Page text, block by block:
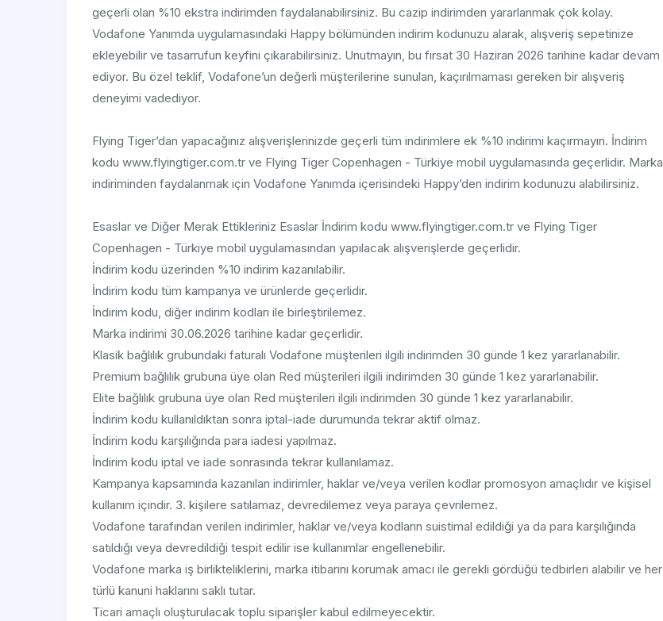
geçerli olan %10 ekstra indirimden faydalanabilirsiniz. Bu cazip indirimden yararlanmak çok kolay.
Vodafone Yanımda uygulamasındaki Happy bölümünden indirim kodunuzu alarak, alışveriş sepetinize
ekleyebilir ve tasarrufun keyfini çıkarabilirsiniz. Unutmayın, bu fırsat 30 Haziran 2026 tarihine kadar devam
ediyor. Bu özel teklif, Vodafone’un değerli müşterilerine sunulan, kaçırılmaması gereken bir alışveriş
deneyimi vadediyor.
Flying Tiger’dan yapacağınız alışverişlerinizde geçerli tüm indirimlere ek %10 indirimi kaçırmayın. İndirim
kodu www.flyingtiger.com.tr ve Flying Tiger Copenhagen - Türkiye mobil uygulamasında geçerlidir. Marka
indiriminden faydalanmak için Vodafone Yanımda içerisindeki Happy’den indirim kodunuzu alabilirsiniz.
Esaslar ve Diğer Merak Ettikleriniz Esaslar İndirim kodu www.flyingtiger.com.tr ve Flying Tiger
Copenhagen - Türkiye mobil uygulamasından yapılacak alışverişlerde geçerlidir.
İndirim kodu üzerinden %10 indirim kazanılabilir.
İndirim kodu tüm kampanya ve ürünlerde geçerlidir.
İndirim kodu, diğer indirim kodları ile birleştirilemez.
Marka indirimi 30.06.2026 tarihine kadar geçerlidir.
Klasik bağlılık grubundaki faturalı Vodafone müşterileri ilgili indirimden 30 günde 1 kez yararlanabilir.
Premium bağlılık grubuna üye olan Red müşterileri ilgili indirimden 30 günde 1 kez yararlanabilir.
Elite bağlılık grubuna üye olan Red müşterileri ilgili indirimden 30 günde 1 kez yararlanabilir.
İndirim kodu kullanıldıktan sonra iptal-iade durumunda tekrar aktif olmaz.
İndirim kodu karşılığında para iadesi yapılmaz.
İndirim kodu iptal ve iade sonrasında tekrar kullanılamaz.
Kampanya kapsamında kazanılan indirimler, haklar ve/veya verilen kodlar promosyon amaçlıdır ve kişisel
kullanım içindir. 3. kişilere satılamaz, devredilemez veya paraya çevrilemez.
Vodafone tarafından verilen indirimler, haklar ve/veya kodların suistimal edildiği ya da para karşılığında
satıldığı veya devredildiği tespit edilir ise kullanımlar engellenebilir.
Vodafone marka iş birlikteliklerini, marka itibarını korumak amacı ile gerekli gördüğü tedbirleri alabilir ve her
türlü kanuni haklarını saklı tutar.
Ticari amaçlı oluşturulacak toplu siparişler kabul edilmeyecektir.